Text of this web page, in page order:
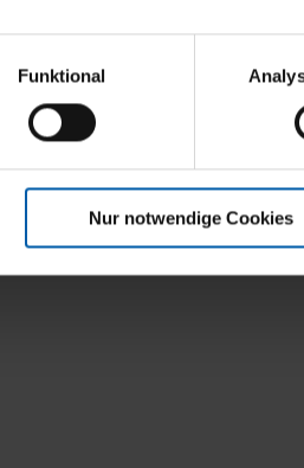
Anzeigen und Inhalte
Zwecke zur Analyse und
übermitteln wir in
alle Cookies und Web-
Schaltflächen können Sie die
Webseite nicht erforderlich
hat jedoch keine Auswirkung auf
Funktional
Nur notwendige Cookies